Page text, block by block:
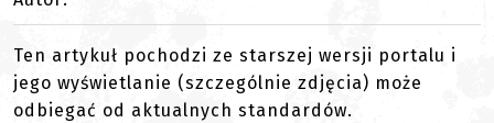
Ten artykuł pochodzi ze starszej wersji portalu i
jego wyświetlanie (szczególnie zdjęcia) może
odbiegać od aktualnych standardów.